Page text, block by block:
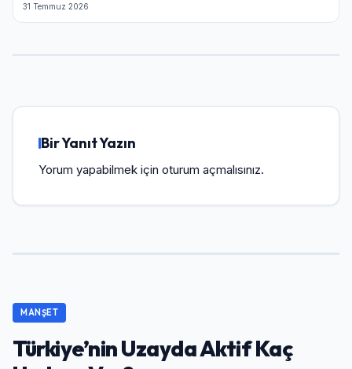
31 Temmuz 2026
Bir Yanıt Yazın
Yorum yapabilmek için oturum açmalısınız.
MANŞET
Türkiye’nin Uzayda Aktif Kaç